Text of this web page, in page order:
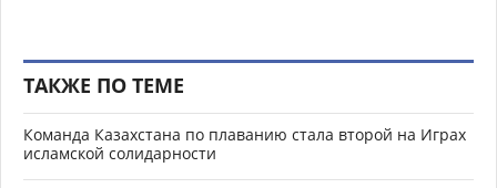
ТАКЖЕ ПО ТЕМЕ
Команда Казахстана по плаванию стала второй на Играх
исламской солидарности